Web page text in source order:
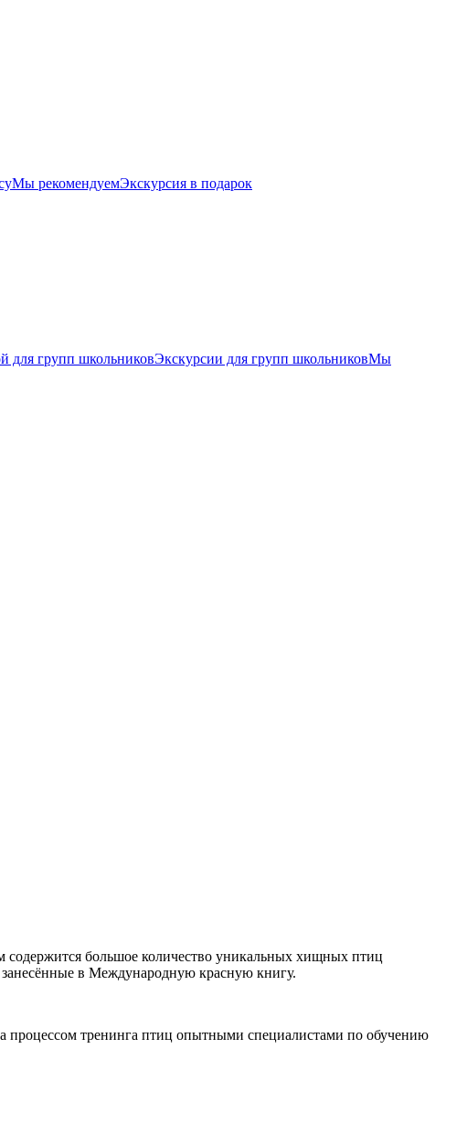
Мы рекомендуемЭкскурсия в подарок
для групп школьниковЭкскурсии для групп школьниковМы
большое количество уникальных хищных птиц
в Международную красную книгу.
процессом тренинга птиц опытными специалистами по обучению